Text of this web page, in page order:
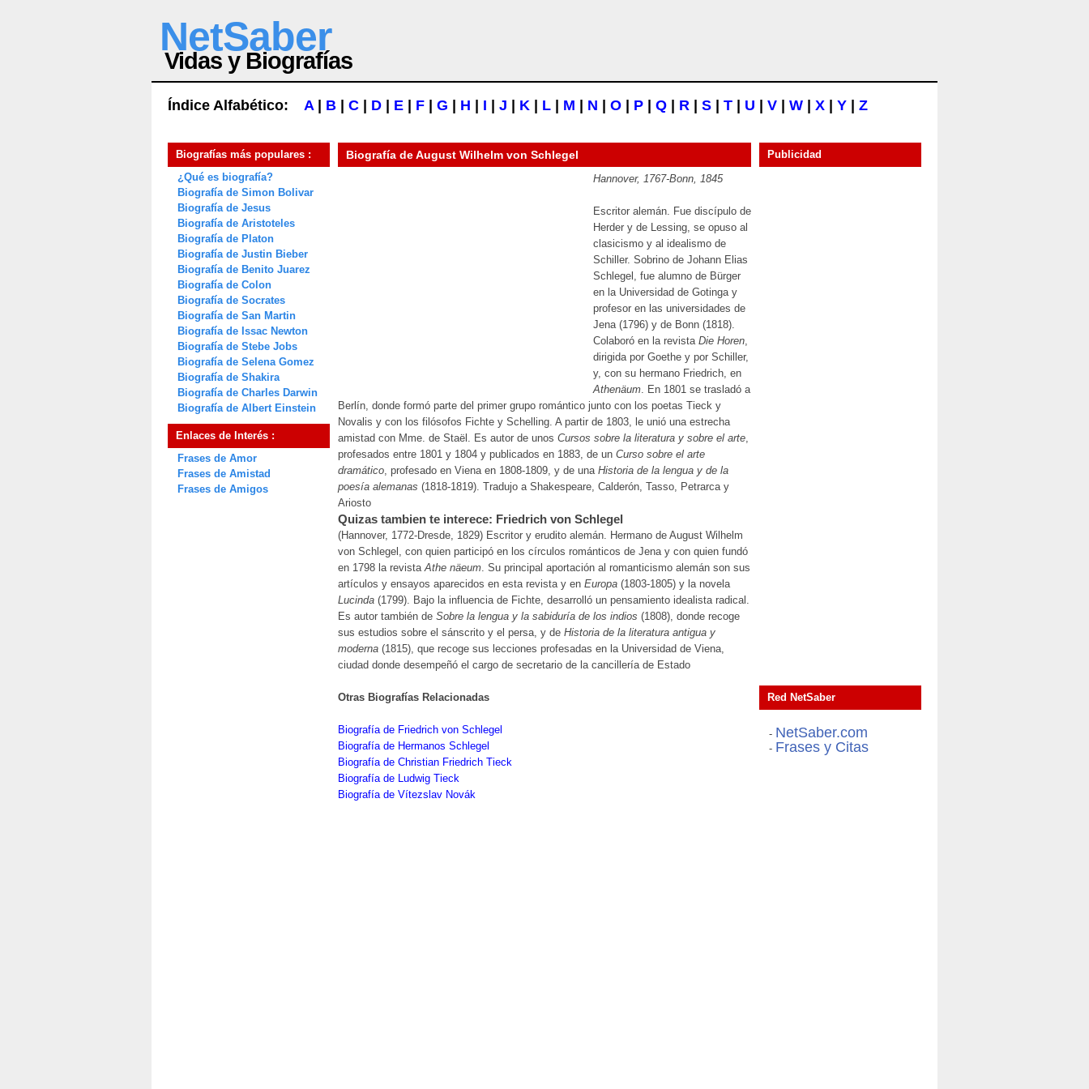
NetSaber
Vidas y Biografías
Índice Alfabético: A| B C D E F G H I J K L M N O P Q R S T U V W X Y Z
Biografías más populares :
¿Qué es biografía?
Biografía de Simon Bolivar
Biografía de Jesus
Biografía de Aristoteles
Biografía de Platon
Biografía de Justin Bieber
Biografía de Benito Juarez
Biografía de Colon
Biografía de Socrates
Biografía de San Martin
Biografía de Issac Newton
Biografía de Stebe Jobs
Biografía de Selena Gomez
Biografía de Shakira
Biografía de Charles Darwin
Biografía de Albert Einstein
Enlaces de Interés :
Frases de Amor
Frases de Amistad
Frases de Amigos
Biografía deAugust Wilhelm von Schlegel
Hannover, 1767-Bonn, 1845
Escritor alemán. Fue discípulo de
Herder y de Lessing, se opuso al
clasicismo y al idealismo de
Schiller. Sobrino de Johann Elias
Schlegel, fue alumno de Bürger
en la Universidad de Gotinga y
profesor en las universidades de
Jena (1796) y de Bonn (1818).
Colaboró en la revista Die Horen,
dirigida por Goethe y por Schiller,
y, con su hermano Friedrich, en
Athenäum. En 1801 se trasladó a
Berlín, donde formó parte del primer grupo romántico junto con los poetas Tieck y
Novalis y con los filósofos Fichte y Schelling. A partir de 1803, le unió una estrecha
amistad con Mme. de Staël. Es autor de unos Cursos sobre la literatura y sobre el arte,
profesados entre 1801 y 1804 y publicados en 1883, de un Curso sobre el arte
dramático, profesado en Viena en 1808-1809, y de una Historia de la lengua y de la
poesía alemanas (1818-1819). Tradujo a Shakespeare, Calderón, Tasso, Petrarca y
Ariosto
Quizas tambien te interece: Friedrich von Schlegel
(Hannover, 1772-Dresde, 1829) Escritor y erudito alemán. Hermano de August Wilhelm
von Schlegel, con quien participó en los círculos románticos de Jena y con quien fundó
en 1798 la revistaAthe näeum. Su principal aportación al romanticismo alemán son sus
artículos y ensayos aparecidos en esta revista y en Europa (1803-1805) y la novela
Lucinda (1799). Bajo la influencia de Fichte, desarrolló un pensamiento idealista radical.
Es autor también de Sobre la lengua y la sabiduría de los indios (1808), donde recoge
sus estudios sobre el sánscrito y el persa, y de Historia de la literatura antigua y
moderna (1815), que recoge sus lecciones profesadas en la Universidad de Viena,
ciudad donde desempeñó el cargo de secretario de la cancillería de Estado
Otras Biografías Relacionadas
Biografía de Friedrich von Schlegel
Biografía de Hermanos Schlegel
Biografía de Christian Friedrich Tieck
Biografía de Ludwig Tieck
Biografía de Vítezslav Novák
Publicidad
Red NetSaber
- NetSaber.com
- Frases y Citas